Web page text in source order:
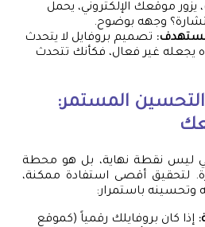
يزور موقعك الإلكتروني، يحمل
وجهه بوضوح.
تصميم بروفايل لا يتحدث
يجعله غير فعال، فكأنك تتحدث
المستمر:
ليس نقطة نهاية، بل هو محطة
لتحقيق أقصى استفادة ممكنة،
باستمرار:
إذا كان بروفايلك رقمياً (كموقع